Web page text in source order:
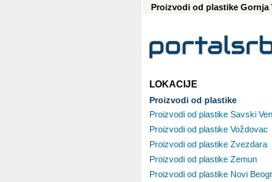
Proizvodi od plastike Gornja
LOKACIJE
Proizvodi od plastike
Proizvodi od plastike Savski
Proizvodi od plastike Voždovac
Proizvodi od plastike Zvezdara
Proizvodi od plastike Zemun
Proizvodi od plastike Novi